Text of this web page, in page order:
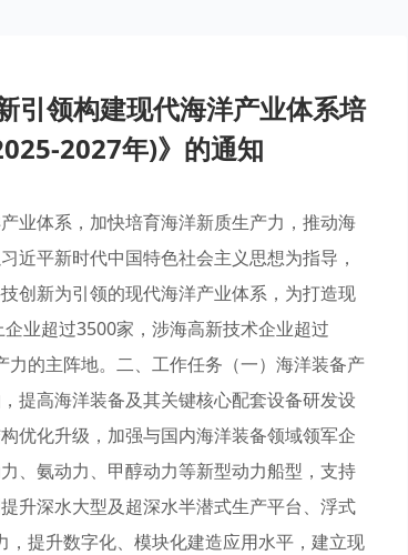
引领构建现代海洋产业体系培
2027年)》的通知
业体系，加快培育海洋新质生产力，推动海
近平新时代中国特色社会主义思想为指导，
创新为引领的现代海洋产业体系，为打造现
业超过3500家，涉海高新技术企业超过
的主阵地。二、工作任务（一）海洋装备产
提高海洋装备及其关键核心配套设备研发设
优化升级，加强与国内海洋装备领域领军企
、氨动力、甲醇动力等新型动力船型，支持
升深水大型及超深水半潜式生产平台、浮式
提升数字化、模块化建造应用水平，建立现